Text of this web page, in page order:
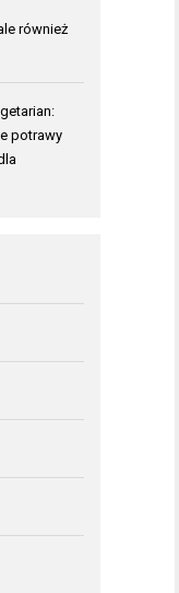
również
potrawy